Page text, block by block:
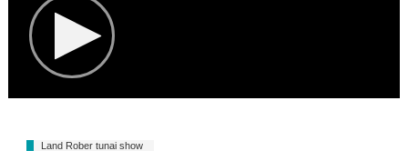
Land Rober tunai show